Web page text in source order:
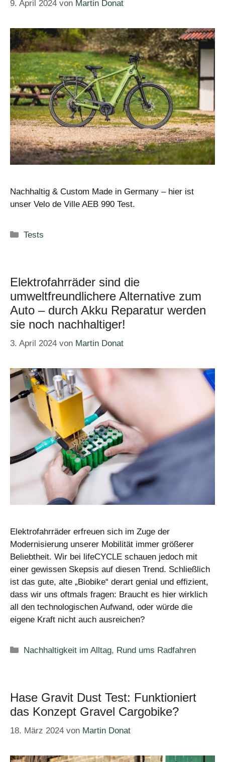
9. April 2024 von Martin Donat
Nachhaltig & Custom Made in Germany – hier ist
unser Velo de Ville AEB 990 Test.
Kategorien
Tests
Elektrofahrräder sind die
umweltfreundlichere Alternative zum
Auto – durch Akku Reparatur werden
sie noch nachhaltiger!
3. April 2024 von Martin Donat
Elektrofahrräder erfreuen sich im Zuge der
Modernisierung unserer Mobilität immer größerer
Beliebtheit. Wir bei lifeCYCLE schauen jedoch mit
einer gewissen Skepsis auf diesen Trend. Schließlich
ist das gute, alte „Biobike“ derart genial und effizient,
dass wir uns oftmals fragen: Braucht es hier wirklich
all den technologischen Aufwand, oder würde die
eigene Kraft nicht auch ausreichen?
Kategorien
Nachhaltigkeit im Alltag, Rund ums Radfahren
Hase Gravit Dust Test: Funktioniert
das Konzept Gravel Cargobike?
18. März 2024 von Martin Donat